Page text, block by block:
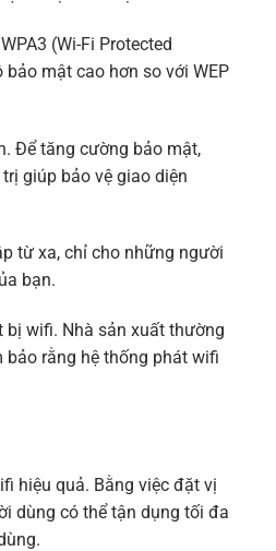
(Wi-Fi Protected
mật cao hơn so với WEP
Để tăng cường bảo mật,
giúp bảo vệ giao diện
từ xa, chỉ cho những người
bạn.
wifi. Nhà sản xuất thường
rằng hệ thống phát wifi
hiệu quả. Bằng việc đặt vị
dùng có thể tận dụng tối đa